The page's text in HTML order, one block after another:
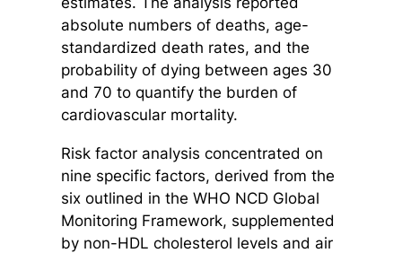
absolute numbers of deaths, age-
standardized death rates, and the
probability of dying between ages 30
and 70 to quantify the burden of
cardiovascular mortality.
Risk factor analysis concentrated on
nine specific factors, derived from the
six outlined in the WHO NCD Global
Monitoring Framework, supplemented
by non-HDL cholesterol levels and air